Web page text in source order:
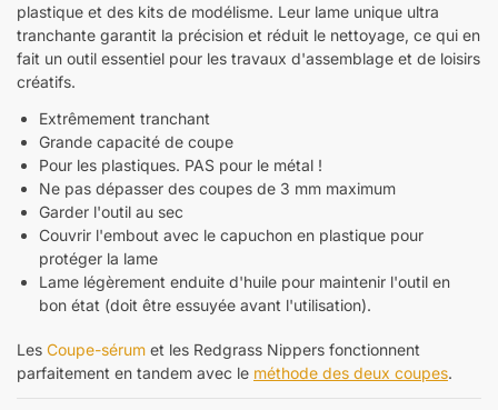
plastique et des kits de modélisme. Leur lame unique ultra
tranchante garantit la précision et réduit le nettoyage, ce qui en
fait un outil essentiel pour les travaux d'assemblage et de loisirs
créatifs.
Extrêmement tranchant
Grande capacité de coupe
Pour les plastiques. PAS pour le métal !
Ne pas dépasser des coupes de 3 mm maximum
Garder l'outil au sec
Couvrir l'embout avec le capuchon en plastique pour
protéger la lame
Lame légèrement enduite d'huile pour maintenir l'outil en
bon état (doit être essuyée avant l'utilisation).
Les Coupe-sérum et les Redgrass Nippers fonctionnent
parfaitement en tandem avec le méthode des deux coupes.